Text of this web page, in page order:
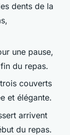
dents de la
une pause,
du repas.
couverts
et élégante.
arrivent
du repas.